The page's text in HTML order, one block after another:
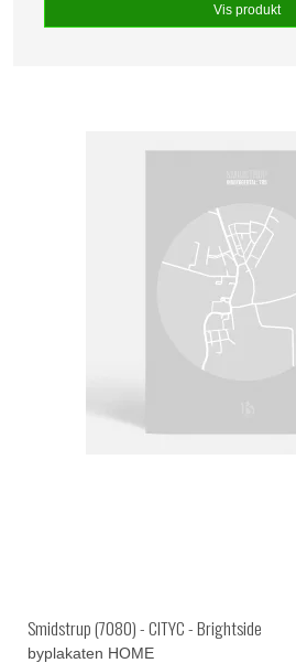
Vis produkt
Smidstrup (7080) - CITYC - Brightside
byplakaten HOME